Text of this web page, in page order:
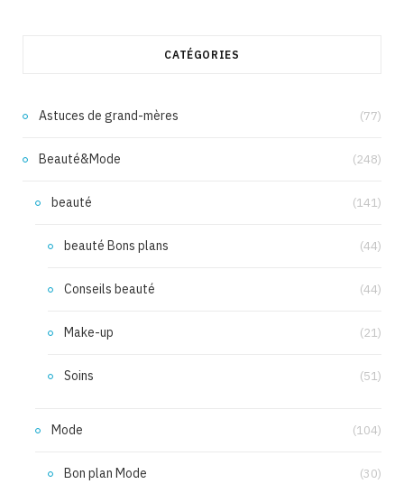
CATÉGORIES
Astuces de grand-mères (77)
Beauté&Mode (248)
beauté (141)
beauté Bons plans (44)
Conseils beauté (44)
Make-up (21)
Soins (51)
Mode (104)
Bon plan Mode (30)